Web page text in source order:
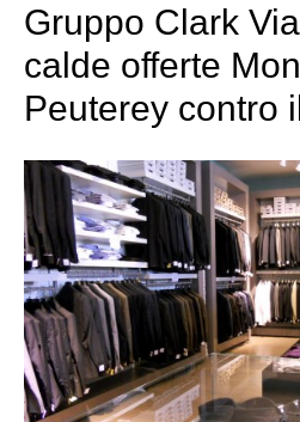
Gruppo Clark
calde offerte
Peuterey contro